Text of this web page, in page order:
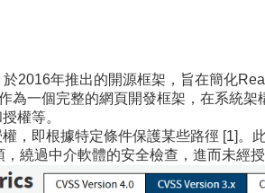
2016年推出的開源框架，旨在簡化
為一個完整的網頁開發框架，在系統
權等。
，即根據特定條件保護某些路徑 [1]
繞過中介軟體的安全檢查，進而未經